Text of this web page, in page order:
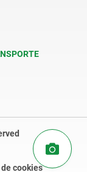
cookies